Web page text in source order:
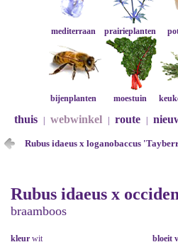
mediterraan prairieplanten
bijenplanten moestuin
thuis webwinkel route
Rubus idaeus x loganobaccus
Rubus idaeus x
braamboos
kleur wit bloeit